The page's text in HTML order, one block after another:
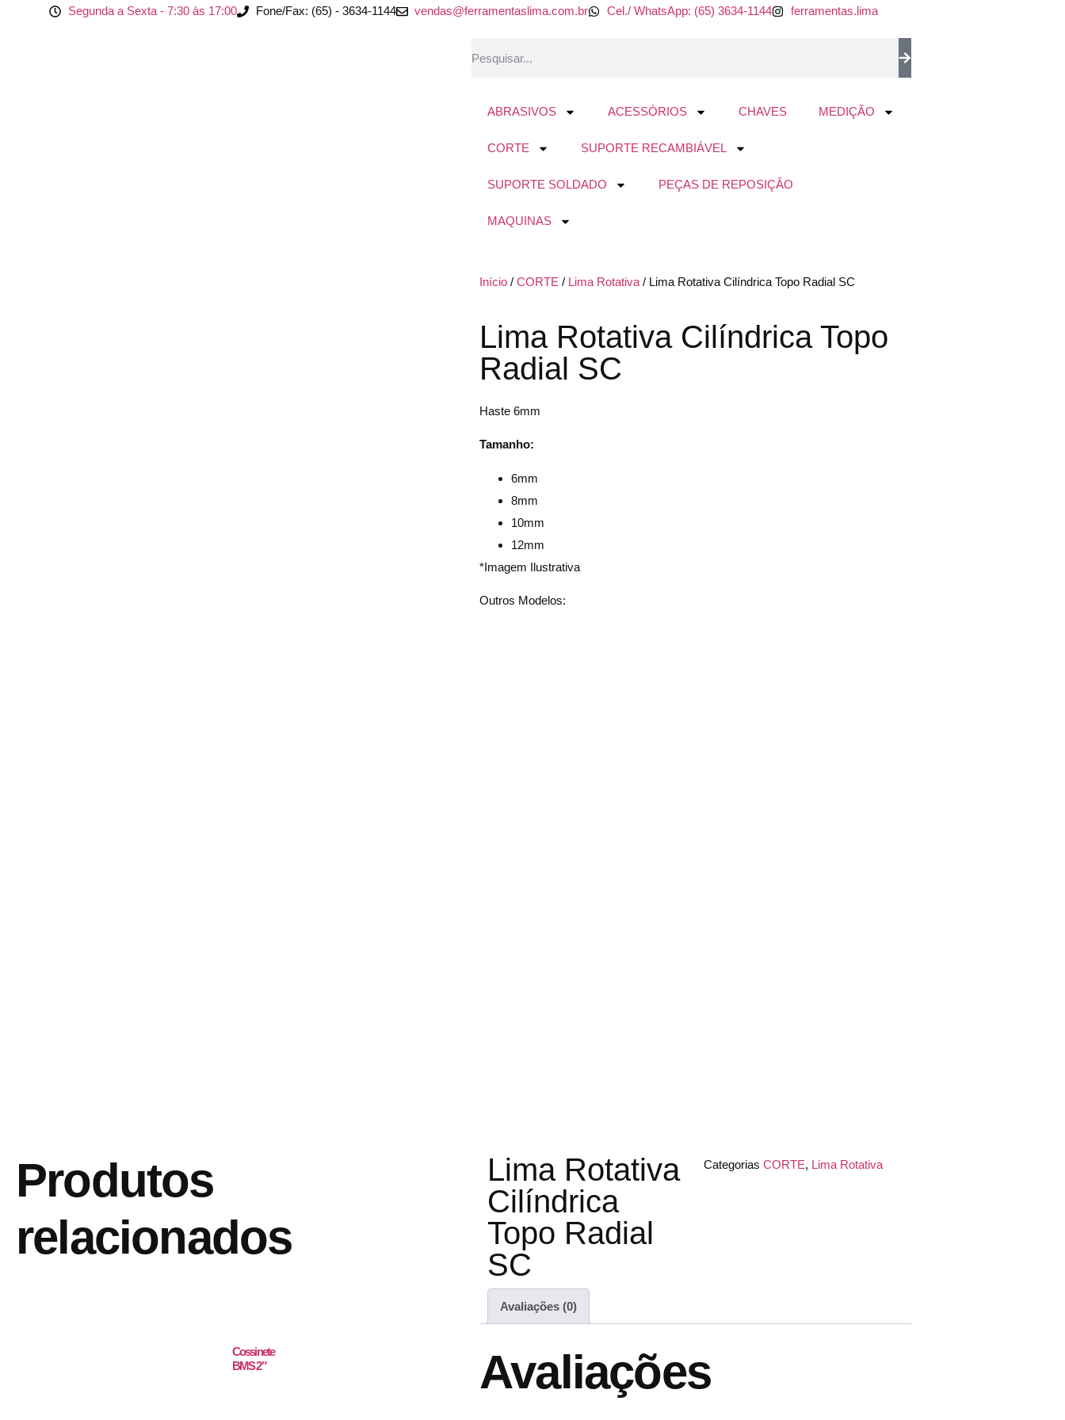
Segunda a Sexta - 7:30 às 17:00 Fone/Fax: (65) - 3634-1144 vendas@ferramentaslima.com.br Cel./ WhatsApp: (65) 3634-1144 ferramentas.lima
ABRASIVOS ACESSÓRIOS CHAVES MEDIÇÃO
CORTE SUPORTE RECAMBIÁVEL
SUPORTE SOLDADO PEÇAS DE REPOSIÇÂO
MAQUINAS
Início / CORTE / Lima Rotativa / Lima Rotativa Cilíndrica Topo Radial SC
Lima Rotativa Cilíndrica Topo
Radial SC
Haste 6mm
Tamanho:
6mm
8mm
10mm
12mm
*Imagem Ilustrativa
Outros Modelos:
Produtos
relacionados
Cossinete
BMS 2″
Lima Rotativa
Cilíndrica
Topo Radial
SC
Categorias CORTE, Lima Rotativa
Avaliações (0)
Avaliações